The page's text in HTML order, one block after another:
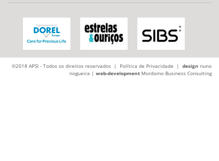
©2018 APSI - Todos os direitos reservados | Política de Privacidade | design nuno
nogueira | web-development Mordomo Business Consulting